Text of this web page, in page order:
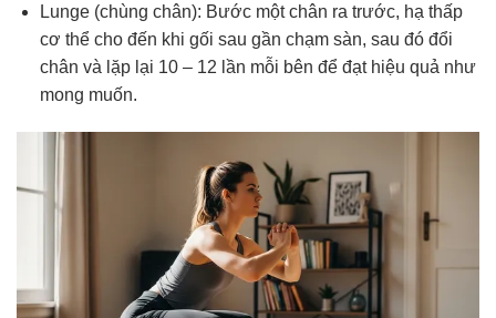
Lunge (chùng chân): Bước một chân ra trước, hạ thấp
cơ thể cho đến khi gối sau gần chạm sàn, sau đó đổi
chân và lặp lại 10 – 12 lần mỗi bên để đạt hiệu quả như
mong muốn.